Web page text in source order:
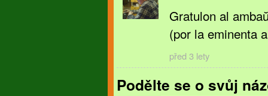
Gratulon al
(por la eminenta
před 3 lety
Podělte se o svůj